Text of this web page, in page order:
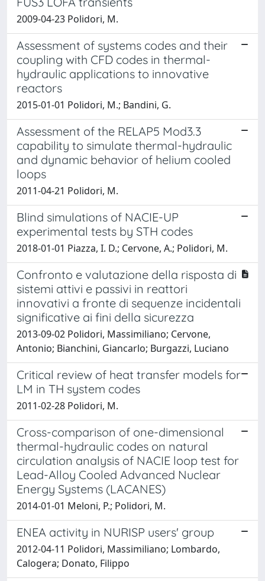
2009-04-23 Polidori, M.
Assessment of systems codes and their
coupling with CFD codes in thermal-
hydraulic applications to innovative
reactors
2015-01-01 Polidori, M.; Bandini, G.
Assessment of the RELAP5 Mod3.3
capability to simulate thermal-hydraulic
and dynamic behavior of helium cooled
loops
2011-04-21 Polidori, M.
Blind simulations of NACIE-UP
experimental tests by STH codes
2018-01-01 Piazza, I. D.; Cervone, A.; Polidori, M.
Confronto e valutazione della risposta di
sistemi attivi e passivi in reattori
innovativi a fronte di sequenze incidentali
significative ai fini della sicurezza
2013-09-02 Polidori, Massimiliano; Cervone,
Antonio; Bianchini, Giancarlo; Burgazzi, Luciano
Critical review of heat transfer models for
LM in TH system codes
2011-02-28 Polidori, M.
Cross-comparison of one-dimensional
thermal-hydraulic codes on natural
circulation analysis of NACIE loop test for
Lead-Alloy Cooled Advanced Nuclear
Energy Systems (LACANES)
2014-01-01 Meloni, P.; Polidori, M.
ENEA activity in NURISP users' group
2012-04-11 Polidori, Massimiliano; Lombardo,
Calogera; Donato, Filippo